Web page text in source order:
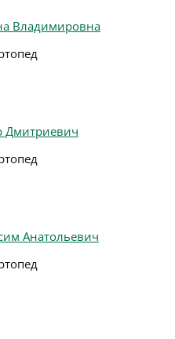
Владимировна
Дмитриевич
Анатольевич